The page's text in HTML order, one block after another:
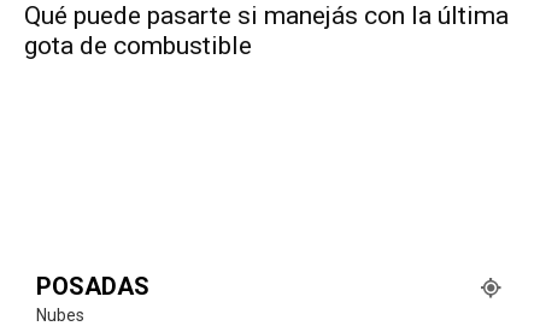
Qué puede pasarte si manejás con la última
gota de combustible
POSADAS
Nubes